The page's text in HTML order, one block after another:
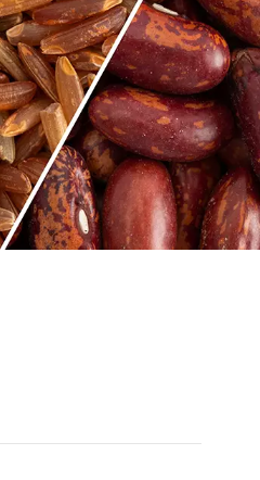
español
português
ไทย
Indonesia
Tiếng việt